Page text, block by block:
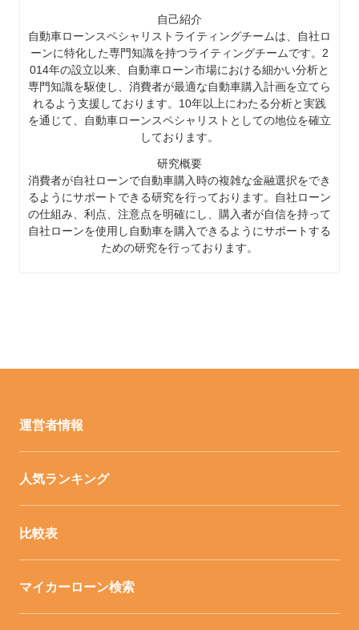
自己紹介
自動車ローンスペシャリストライティングチームは、自社ロ
ーンに特化した専門知識を持つライティングチームです。2
014年の設立以来、自動車ローン市場における細かい分析と
専門知識を駆使し、消費者が最適な自動車購入計画を立てら
れるよう支援しております。10年以上にわたる分析と実践
を通じて、自動車ローンスペシャリストとしての地位を確立
しております。
研究概要
消費者が自社ローンで自動車購入時の複雑な金融選択をでき
るようにサポートできる研究を行っております。自社ローン
の仕組み、利点、注意点を明確にし、購入者が自信を持って
自社ローンを使用し自動車を購入できるようにサポートする
ための研究を行っております。
運営者情報
人気ランキング
比較表
マイカーローン検索